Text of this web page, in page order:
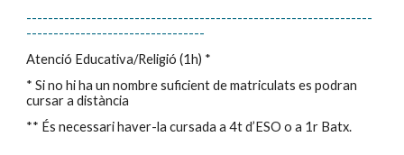
----------------------------------------------------------------
---------------------------------
Atenció Educativa/Religió (1h) *
* Si no hi ha un nombre suficient de matriculats es podran
cursar a distància
** És necessari haver-la cursada a 4t d’ESO o a 1r Batx.